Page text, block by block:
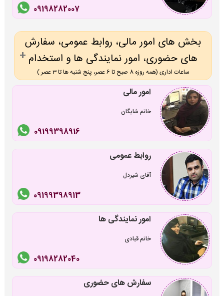
09198282007
بخش های امور مالی، روابط عمومی، سفارش
های حضوری، امور نمایندگی ها و استخدام
ساعات اداری (همه روزه 8 صبح تا 6 عصر، پنج شنبه ها تا 3 عصر )
امور مالی
خانم شایگان
09199398916
روابط عمومی
آقای شیردل
09199398913
امور نمایندگی ها
خانم قبادی
09198282040
سفارش های حضوری